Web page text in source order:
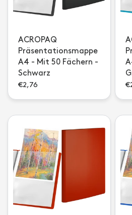
ACROPAQ
Präsentationsmappe
A4 - Mit 50 Fächern -
Schwarz
€2,76